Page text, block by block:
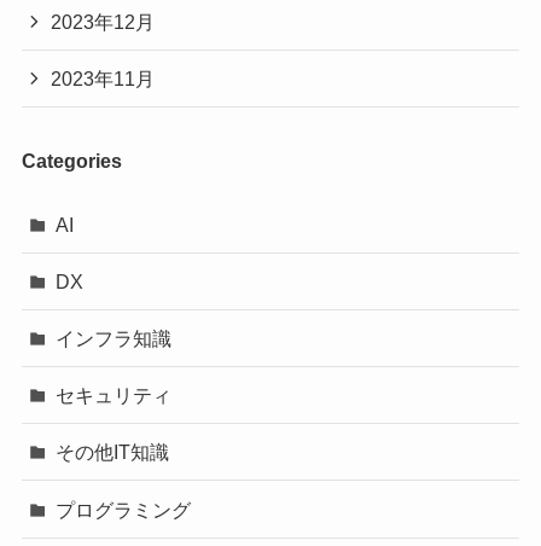
2023年12月
2023年11月
Categories
AI
DX
インフラ知識
セキュリティ
その他IT知識
プログラミング